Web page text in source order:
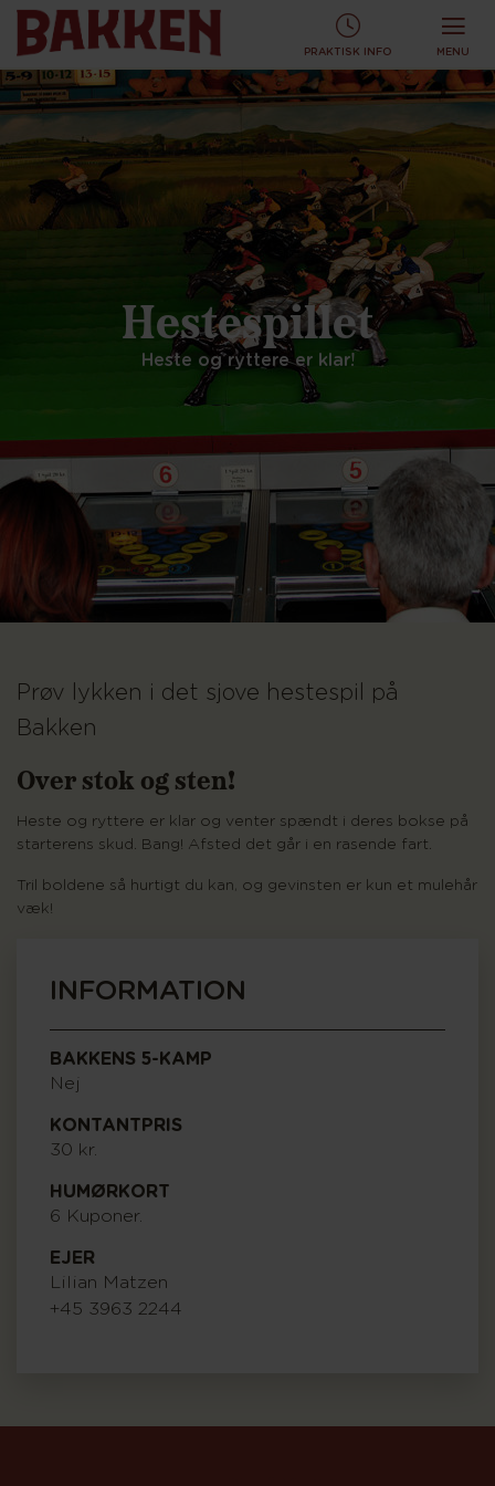
Hestespillet
Heste og ryttere er klar!
Prøv lykken i det sjove hestespil på
Bakken
Over stok og sten!
Heste og ryttere er klar og venter spændt i deres bokse på
starterens skud. Bang! Afsted det går i en rasende fart.
Tril boldene så hurtigt du kan, og gevinsten er kun et mulehår
væk!
INFORMATION
BAKKENS 5-KAMP
Nej
KONTANTPRIS
30 kr.
HUMØRKORT
6 Kuponer.
EJER
Lilian Matzen
+45 3963 2244
PRAKTISK INFO MENU
KØB TURBÅND ONLINE OG SPAR! KØB ONLINE